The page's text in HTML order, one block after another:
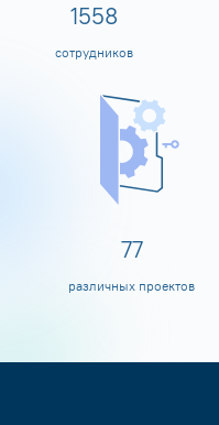
1600
сотрудников
80
различных проектов